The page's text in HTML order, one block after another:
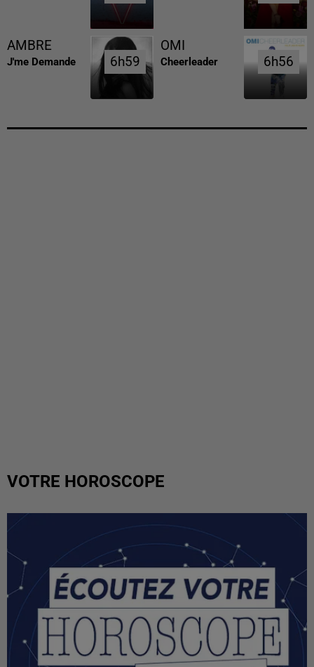
AMBRE
J'me Demande 6h59
6h59
OMI
Cheerleader 6h56
6h56
VOTRE HOROSCOPE